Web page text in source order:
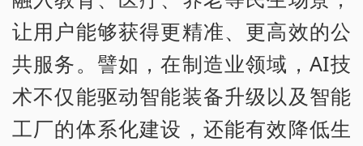
让用户能够获得更精准、更高效的公
共服务。譬如，在制造业领域，AI技
术不仅能驱动智能装备升级以及智能
工厂的体系化建设，还能有效降低生